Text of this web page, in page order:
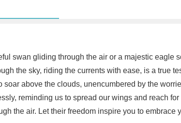
swan gliding through the air or a majestic eagle
the sky, riding the currents with ease, is a true
above the clouds, unencumbered by the
reminding us to spread our wings and reach
the air. Let their freedom inspire you to